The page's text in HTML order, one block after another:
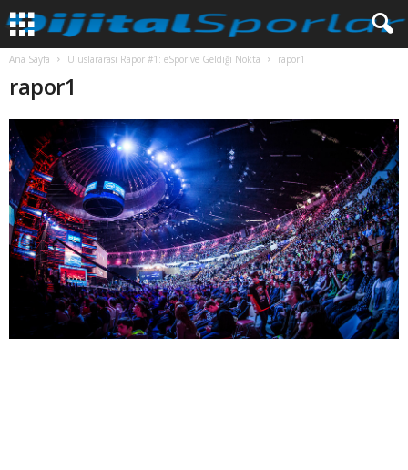
Ana Sayfa Uluslararası Rapor #1: eSpor ve Geldiği Nokta rapor1
rapor1